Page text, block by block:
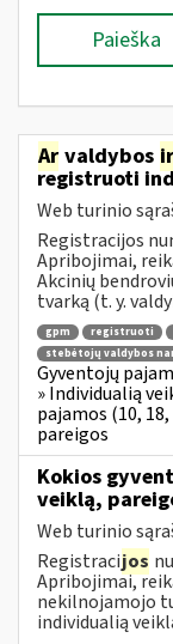
Paieška
Ar valdybos ir
registruoti
Web turinio
Registracijos
Apribojimai,
Akcinių
tvarką (t. y.
gpm registruoti
stebėtojų valdybos
Gyventojų
» Individualią
pajamos (10,
pareigos
Kokios
veiklą,
Web turinio
Registracijos
Apribojimai,
nekilnojamojo
individualią